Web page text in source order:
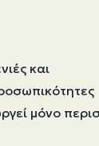
και
μόνο